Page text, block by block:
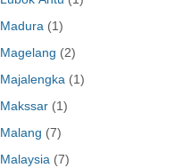
Madura (1)
Magelang (2)
Majalengka (1)
Makssar (1)
Malang (7)
Malaysia (7)